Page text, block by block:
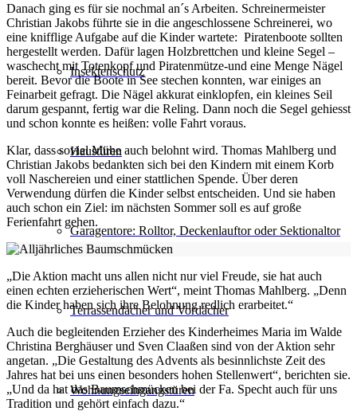
Insektenschutz
Haustüren
Garagentore: Rolltor, Deckenlauftor oder Sektionaltor
Terrassendächer und Vordächer
Wohnungseingangstüren
Danach ging es für sie nochmal an´s Arbeiten. Schreinermeister
Christian Jakobs führte sie in die angeschlossene Schreinerei, wo
eine knifflige Aufgabe auf die Kinder wartete: Piratenboote sollten
hergestellt werden. Dafür lagen Holzbrettchen und kleine Segel –
waschecht mit Totenkopf und Piratenmütze-und eine Menge Nägel
bereit. Bevor die Boote in See stechen konnten, war einiges an
Feinarbeit gefragt. Die Nägel akkurat einklopfen, ein kleines Seil
darum gespannt, fertig war die Reling. Dann noch die Segel gehiesst
und schon konnte es heißen: volle Fahrt voraus.
Klar, dass soviel Mühe auch belohnt wird. Thomas Mahlberg und
Christian Jakobs bedankten sich bei den Kindern mit einem Korb
voll Naschereien und einer stattlichen Spende. Über deren
Verwendung dürfen die Kinder selbst entscheiden. Und sie haben
auch schon ein Ziel: im nächsten Sommer soll es auf große
Ferienfahrt gehen.
„Die Aktion macht uns allen nicht nur viel Freude, sie hat auch
einen echten erzieherischen Wert“, meint Thomas Mahlberg. „Denn
die Kinder haben sich ihre Belohnung redlich erarbeitet.“
Auch die begleitenden Erzieher des Kinderheimes Maria im Walde
Christina Berghäuser und Sven Claaßen sind von der Aktion sehr
angetan. „Die Gestaltung des Advents als besinnlichste Zeit des
Jahres hat bei uns einen besonders hohen Stellenwert“, berichten sie.
„Und da hat das Baumschmücken bei der Fa. Specht auch für uns
Tradition und gehört einfach dazu.“